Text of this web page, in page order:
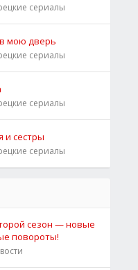
сериалы
мою дверь
сериалы
сериалы
и сестры
сериалы
сезон — новые
повороты!